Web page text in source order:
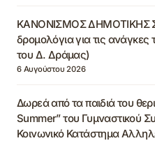
ΚΑΝΟΝΙΣΜΟΣ ΔΗΜΟΤΙΚΗΣ
δρομολόγια για τις ανάγκες
του Δ. Δράμας)
6 Αυγούστου 2026
Δωρεά από τα παιδιά του
Summer” του Γυμναστικού
Κοινωνικό Κατάστημα